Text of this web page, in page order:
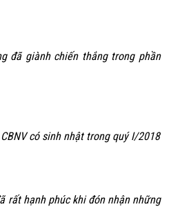
đã giành chiến thắng trong phần
có sinh nhật trong quý I/2018
rất hạnh phúc khi đón nhận những